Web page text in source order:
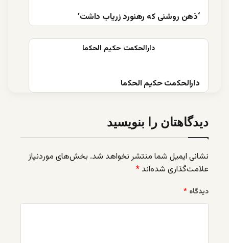
‘ذهن روشنی که رهنورد زریاب داشت’
دارالحکمت حکیم الحکما
دیدگاهتان را بنویسید
نشانی ایمیل شما منتشر نخواهد شد. بخش‌های موردنیاز
علامت‌گذاری شده‌اند *
دیدگاه *